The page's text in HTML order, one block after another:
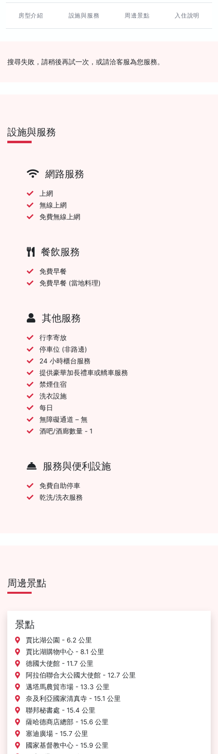
房型介紹 設施與服務 周邊景點 入住說明
搜尋失敗，請稍後再試一次，或請洽客服為您服務。
設施與服務
網路服務
上網
無線上網
免費無線上網
餐飲服務
免費早餐
免費早餐 (當地料理)
其他服務
行李寄放
停車位 (非路邊)
24 小時櫃台服務
提供豪華加長禮車或轎車服務
禁煙住宿
洗衣設施
每日
無障礙通道 – 無
酒吧/酒廊數量 - 1
服務與便利設施
免費自助停車
乾洗/洗衣服務
周邊景點
景點
賈比湖公園 - 6.2 公里
賈比湖購物中心 - 8.1 公里
德國大使館 - 11.7 公里
阿拉伯聯合大公國大使館 - 12.7 公里
邁塔馬農貿市場 - 13.3 公里
奈及利亞國家清真寺 - 15.1 公里
聯邦秘書處 - 15.4 公里
薩哈德商店總部 - 15.6 公里
塞迪廣場 - 15.7 公里
國家基督教中心 - 15.9 公里